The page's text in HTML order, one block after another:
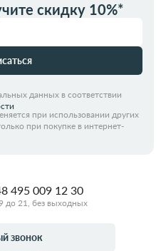
скидку 10%*
данных в соответствии
при использовании других
при покупке в интернет-
8 495 009 12 30
до 21, без выходных
звонок